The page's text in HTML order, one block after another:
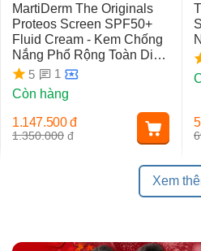
MartiDerm The Originals
Proteos Screen SPF50+
Fluid Cream - Kem Chống
Nắng Phổ Rộng Toàn Diện
Ngừa Lão Hóa, Nám Da
5
1
Còn hàng
1.350.000 đ
1.147.500 đ
Xem